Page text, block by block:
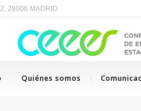
28006 MADRID
Quiénes somos